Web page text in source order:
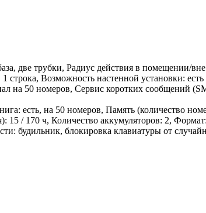
две трубки, Радиус действия в помещении/
Возможность настенной установки: есть
на 50 номеров, Сервис коротких сообщений
есть, на 50 номеров, Память (количество
15 / 170 ч, Количество аккумуляторов: 2,
будильник, блокировка клавиатуры от